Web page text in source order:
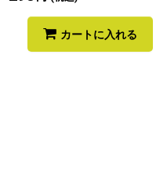
カートに入れる